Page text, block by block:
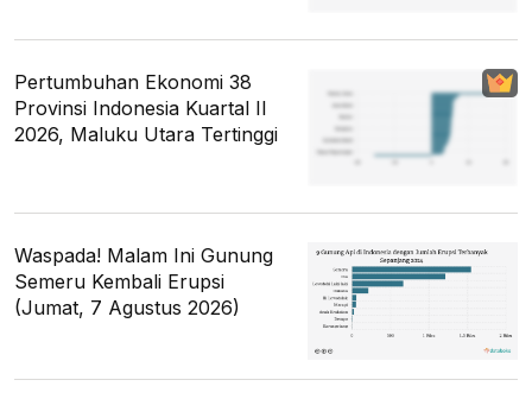
Pertumbuhan Ekonomi 38
Provinsi Indonesia Kuartal II
2026, Maluku Utara Tertinggi
Waspada! Malam Ini Gunung
Semeru Kembali Erupsi
(Jumat, 7 Agustus 2026)